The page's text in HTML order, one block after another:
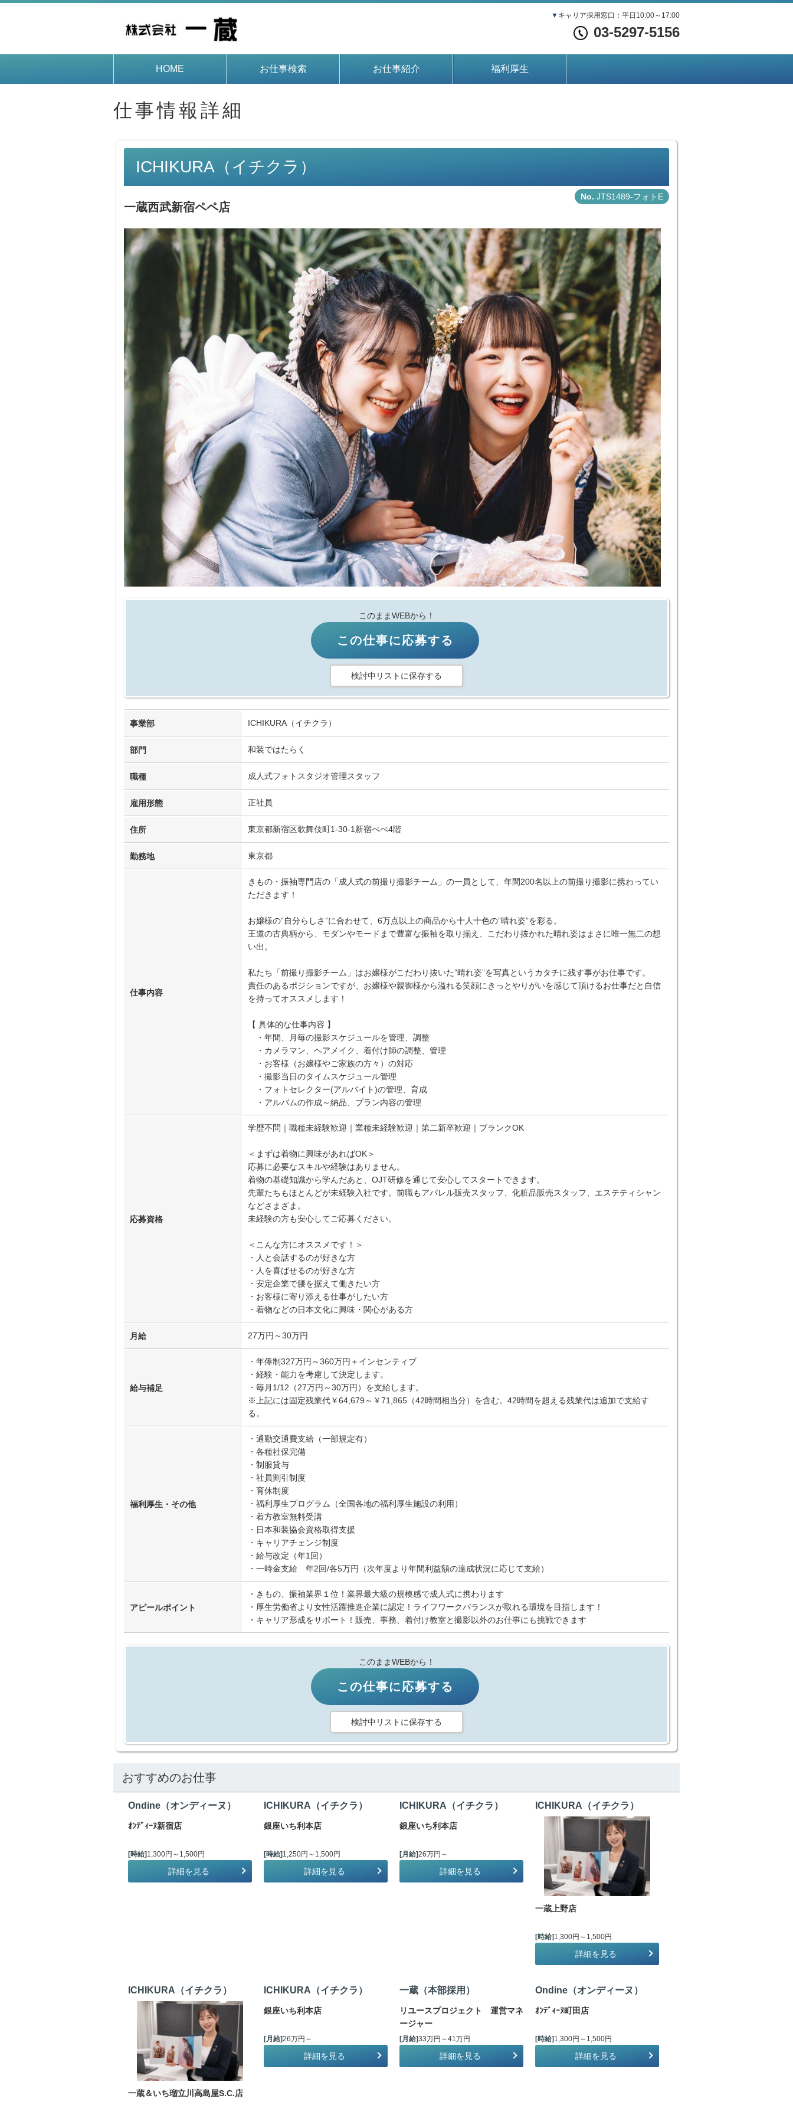
▼ キャリア採用窓口：平日10:00～17:00
03-5297-5156
HOME お仕事検索 お仕事紹介 福利厚生
仕事情報詳細
ICHIKURA（イチクラ）
JTS1489-フォトE
一蔵西武新宿ペペ店
このままWEBから！
この仕事に応募する
検討中リストに保存する
事業部 ICHIKURA（イチクラ）
部門 和装ではたらく
職種 成人式フォトスタジオ管理スタッフ
雇用形態 正社員
住所 東京都新宿区歌舞伎町1-30-1新宿ぺぺ4階
勤務地 東京都
仕事内容
きもの・振袖専門店の「成人式の前撮り撮影チーム」の一員として、年間200名以上の前撮り撮影に携わってい
ただきます！
お嬢様の”自分らしさ”に合わせて、6万点以上の商品から十人十色の”晴れ姿”を彩る。
王道の古典柄から、モダンやモードまで豊富な振袖を取り揃え、こだわり抜かれた晴れ姿はまさに唯一無二の想
い出。
私たち「前撮り撮影チーム」はお嬢様がこだわり抜いた”晴れ姿”を写真というカタチに残す事がお仕事です。
責任のあるポジションですが、お嬢様や親御様から溢れる笑顔にきっとやりがいを感じて頂けるお仕事だと自信
を持ってオススメします！
【 具体的な仕事内容 】
・年間、月毎の撮影スケジュールを管理、調整
・カメラマン、ヘアメイク、着付け師の調整、管理
・お客様（お嬢様やご家族の方々）の対応
・撮影当日のタイムスケジュール管理
・フォトセレクター(アルバイト)の管理、育成
・アルバムの作成～納品、プラン内容の管理
応募資格
学歴不問｜職種未経験歓迎｜業種未経験歓迎｜第二新卒歓迎｜ブランクOK
＜まずは着物に興味があればOK＞
応募に必要なスキルや経験はありません。
着物の基礎知識から学んだあと、OJT研修を通じて安心してスタートできます。
先輩たちもほとんどが未経験入社です。前職もアパレル販売スタッフ、化粧品販売スタッフ、エステティシャン
などさまざま。
未経験の方も安心してご応募ください。
＜こんな方にオススメです！＞
・人と会話するのが好きな方
・人を喜ばせるのが好きな方
・安定企業で腰を据えて働きたい方
・お客様に寄り添える仕事がしたい方
・着物などの日本文化に興味・関心がある方
月給 27万円～30万円
給与補足
・年俸制327万円～360万円＋インセンティブ
・経験・能力を考慮して決定します。
・毎月1/12（27万円～30万円）を支給します。
※上記には固定残業代￥64,679～￥71,865（42時間相当分）を含む。42時間を超える残業代は追加で支給す
る。
福利厚生・その他
・通勤交通費支給（一部規定有）
・各種社保完備
・制服貸与
・社員割引制度
・育休制度
・福利厚生プログラム（全国各地の福利厚生施設の利用）
・着方教室無料受講
・日本和装協会資格取得支援
・キャリアチェンジ制度
・給与改定（年1回）
・一時金支給 年2回/各5万円（次年度より年間利益額の達成状況に応じて支給）
アピールポイント
・きもの、振袖業界１位！業界最大級の規模感で成人式に携わります
・厚生労働省より女性活躍推進企業に認定！ライフワークバランスが取れる環境を目指します！
・キャリア形成をサポート！販売、事務、着付け教室と撮影以外のお仕事にも挑戦できます
このままWEBから！
この仕事に応募する
検討中リストに保存する
おすすめのお仕事
Ondine（オンディーヌ）
ｵﾝﾃﾞｨｰﾇ新宿店
[時給] 1,300円～1,500円
詳細を見る
ICHIKURA（イチクラ）
銀座いち利本店
[時給] 1,250円～1,500円
詳細を見る
ICHIKURA（イチクラ）
銀座いち利本店
[月給]26万円～
詳細を見る
ICHIKURA（イチクラ）
一蔵上野店
[時給] 1,300円～1,500円
詳細を見る
ICHIKURA（イチクラ）
一蔵＆いち瑠立川高島屋S.C.店
ICHIKURA（イチクラ）
銀座いち利本店
[月給]26万円～
詳細を見る
一蔵（本部採用）
リユースプロジェクト 運営マネ
ージャー
[月給]33万円～41万円
詳細を見る
Ondine（オンディーヌ）
ｵﾝﾃﾞｨｰﾇ町田店
[時給] 1,300円～1,500円
詳細を見る